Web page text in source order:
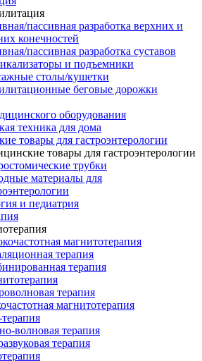
пассивная разработка верхних и
конечностей
пассивная разработка суставов
и подъемники
столы/кушетки
беговые дорожки
оборудования
техника для дома
товары для гастроэнтерологии
товары для гастроэнтерологии
трубки
материалы для
и педиатрия
магнитотерапия
терапия
терапия
терапия
магнитотерапия
волновая терапия
терапия